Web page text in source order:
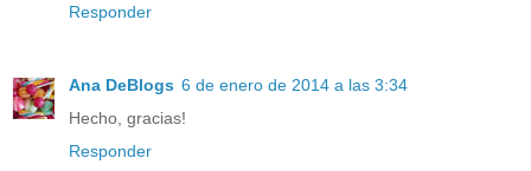
Responder
Ana DeBlogs 6 de enero de 2014 a las 3:34
Hecho, gracias!
Responder